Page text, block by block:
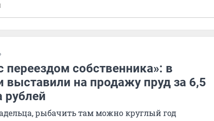
переездом собственника»: в
выставили на продажу пруд за 6,5
рублей
рыбачить там можно круглый год